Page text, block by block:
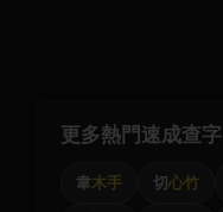
更多熱門速成查字
韋木手 切心竹